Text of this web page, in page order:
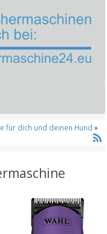
für dich und deinen Hund »